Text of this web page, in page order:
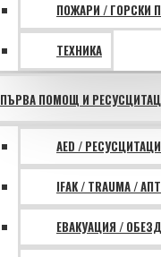
ПОЖАРИ / ГОРСКИ
ТЕХНИКА
ПЪРВА ПОМОЩ И
AED /
IFAK / TRAUMA /
ЕВАКУАЦИЯ /